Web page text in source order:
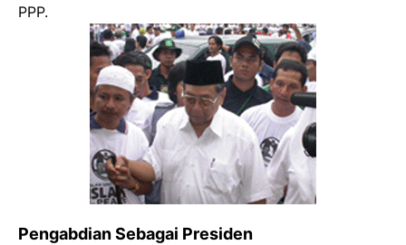
PPP.
Pengabdian Sebagai Presiden